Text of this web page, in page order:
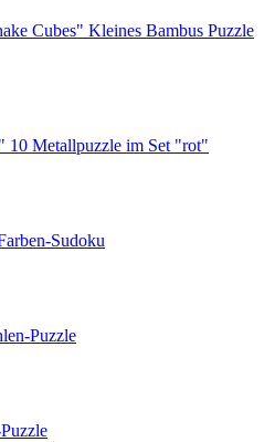
Kleines Bambus Puzzle
10 Metallpuzzle im Set "rot"
Sudoku
Puzzle